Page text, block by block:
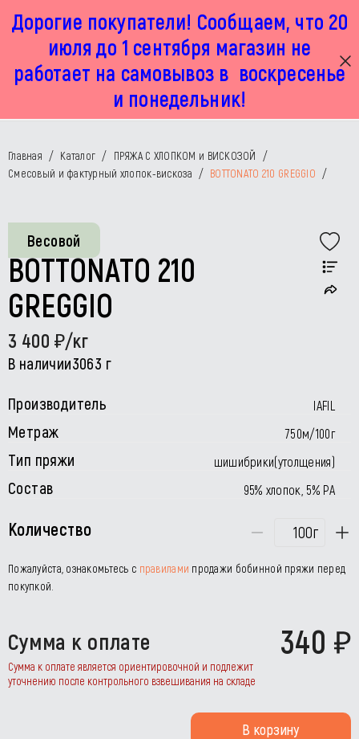
Дорогие покупатели! Сообщаем, что 20
июля до 1 сентября магазин не
работает на самовывоз в воскресенье
и понедельник!
г. Москва, Маленковская 32 стр 2А
пн-пт с 11:00 до 19:00, сб с 11:00 до 17:00
+7 925 449 67 92
Главная / Каталог / ПРЯЖА С ХЛОПКОМ и ВИСКОЗОЙ
/
Смесовый и фактурный хлопок-вискоза / BOTTONATO 210 GREGGIO /
Весовой
BOTTONATO 210
GREGGIO
3 400 /кг
В наличии3063 г
Производитель IAFIL
Метраж 750м/100г
Тип пряжи шишибрики(утолщения)
Состав 95% хлопок, 5% РА
Количество г
Пожалуйста, ознакомьтесь с правилами продажи бобинной пряжи перед
покупкой.
Сумма к оплате 340
Сумма к оплате является ориентировочной и подлежит
уточнению после контрольного взвешивания на складе
В корзину